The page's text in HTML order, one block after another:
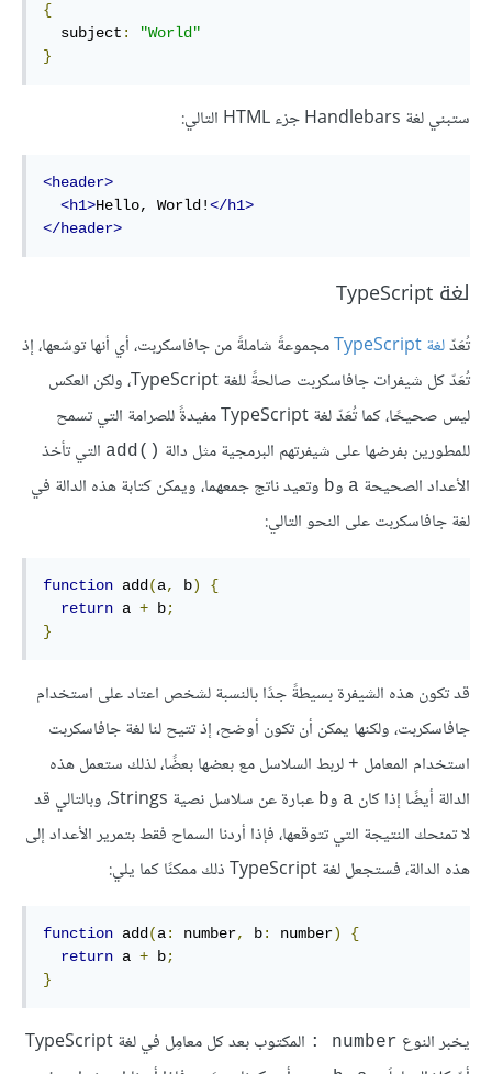
{
  subject
:
"World"
}
ستبني لغة Handlebars جزء HTML التالي:
<header>
<h1>Hello, World!</h1>
</header>
لغة TypeScript
تُعَدّلغة TypeScript
مجموعةً شاملةً من جافاسكربت، أي أنها توسّعها، إذ
تُعَدّ كل شيفرات جافاسكربت صالحةً للغة TypeScript، ولكن العكس
ليس صحيحًا، كما تُعَدّ لغة TypeScript مفيدةً للصرامة التي تسمح
للمطورين بفرضها على شيفرتهم البرمجية مثل دالة add()‎ التي تأخذ
الأعداد الصحيحة a وb وتعيد ناتج جمعهما، ويمكن كتابة هذه الدالة في
لغة جافاسكربت على النحو التالي:
function add (a, b)
{
return a + b;
}
قد تكون هذه الشيفرة بسيطةً جدًا بالنسبة لشخص اعتاد على استخدام
جافاسكربت، ولكنها يمكن أن تكون أوضح، إذ تتيح لنا لغة جافاسكربت
استخدام المعامل + لربط السلاسل مع بعضها بعضًا، لذلك ستعمل هذه
الدالة أيضًا إذا كان a وb
عبارة عن سلاسل نصية Strings، وبالتالي قد
لا تمنحك النتيجة التي تتوقعها، فإذا أردنا السماح فقط بتمرير الأعداد إلى
هذه الدالة، فستجعل لغة TypeScript ذلك ممكنًا كما يلي:
function add (a: number, b: number)
{
return a + b;
}
يخبر النوع ‎: number
المكتوب بعد كل معامِل في لغة TypeScript